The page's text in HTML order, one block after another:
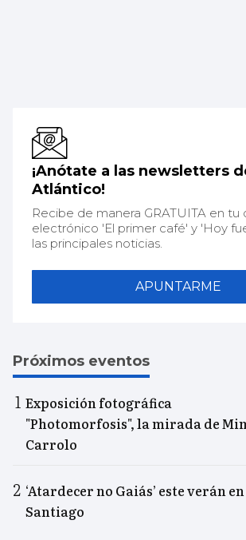
¡Anótate a las newsletters
Atlántico!
Recibe de manera GRATUITA en tu
electrónico 'El primer café' y 'Hoy
las principales noticias.
APUNTARME
Próximos eventos
Exposición fotográfica
"Photomorfosis", la mirada de
Carrolo
‘Atardecer no Gaiás’ este verán en
Santiago